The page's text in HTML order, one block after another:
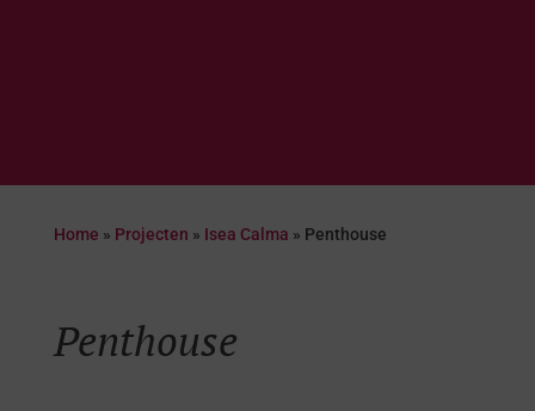
Home » Projecten » Isea Calma » Penthouse
Penthouse